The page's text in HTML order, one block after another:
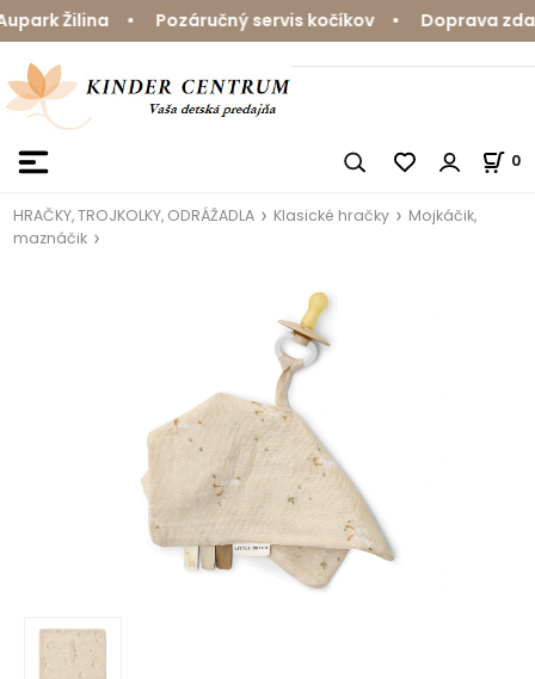
Žilina • Pozáručný servis kočíkov • Doprava
0
HRAČKY, TROJKOLKY, ODRÁŽADLA Klasické hračky
Mojkáčik,
maznáčik